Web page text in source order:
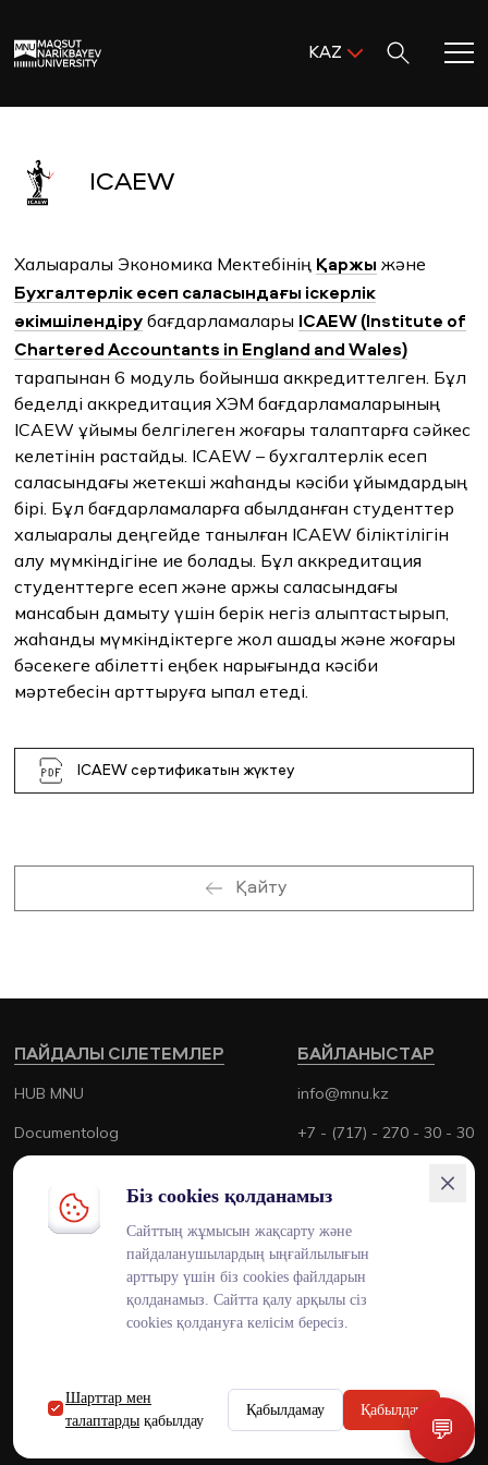
KAZ
MNU-ге қош келдіңіз!
Академиялық өмір
Зерттеу және ғылым
Оқуға қабылдау және қолдау
MNU тынысы
ЖАҢАЛЫҚТАР БАҚ БІЗ ТУРАЛЫЖҰМЫС ОРЫНДАРЫҚЫЗМЕТКЕРЛЕР
ТҮЛЕКТЕРENDOWMENT
ENG KAZ RUS
ICAEW
Халықаралық Экономика Мектебінің Қаржы және
Бухгалтерлік есеп саласындағы іскерлік
әкімшілендіру бағдарламалары
ICAEW (Institute of
Chartered Accountants in England and Wales)
тарапынан 6 модуль бойынша аккредиттелген. Бұл
беделді аккредитация ХЭМ бағдарламаларының
ICAEW ұйымы белгілеген жоғары талаптарға сәйкес
келетінін растайды. ICAEW – бухгалтерлік есеп
саласындағы жетекші жаһандық кәсіби ұйымдардың
бірі. Бұл бағдарламаларға қабылданған студенттер
халықаралық деңгейде танылған ICAEW біліктілігін
алу мүмкіндігіне ие болады. Бұл аккредитация
студенттерге есеп және қаржы саласындағы
мансабын дамыту үшін берік негіз қалыптастырып,
жаһандық мүмкіндіктерге жол ашады және жоғары
бәсекеге қабілетті еңбек нарығында кәсіби
мәртебесін арттыруға ықпал етеді.
ICAEW сертификатын жүктеу
Қайту
ENG KAZ
БАЙЛАНЫСТАР
info@mnu.kz
+7 - (717) - 270 - 30 - 30
+7 - (700) - 170 - 30 - 30
ПАЙДАЛЫ СІЛЕТЕМЛЕР
HUB MNU
Documentolog
Canvas
Platonus
Біз cookies қолданамыз
Сайттың жұмысын жақсарту және
пайдаланушылардың ыңғайлылығын
арттыру үшін біз cookies файлдарын
қолданамыз. Сайтта қалу арқылы сіз
cookies қолдануға келісім бересіз.
Шарттар мен
талаптарды қабылдау
Қабылдамау Қабылдау
💬